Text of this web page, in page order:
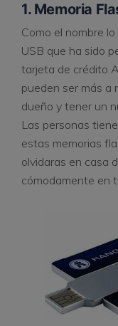
1. Memoria
Como el nombre
USB que ha sido
tarjeta de crédito
pueden ser más a
dueño y tener un
Las personas
estas memorias
olvidaras en casa
cómodamente en